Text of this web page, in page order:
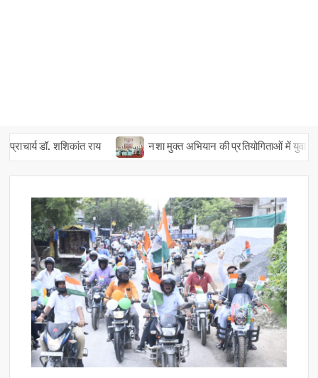
डॉ. शशिकांत राय नशा मुक्त अभियान की प्रतियोगिताओं में युवाओं ने